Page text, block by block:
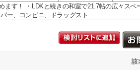
ます！ ・LDKと続きの和室で21.7帖の広々スペ
ー、コンビニ、ドラッグスト...
該